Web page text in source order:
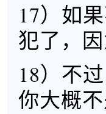
17）如
犯了，
18）不
你大概